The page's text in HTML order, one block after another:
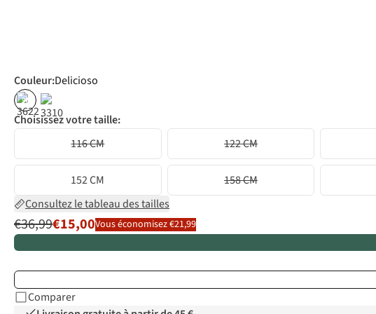
Couleur:Delicioso
%
Choisissez votre taille:
116 CM
122 CM
152 CM 158 CM
Consultez le tableau des tailles
€36,99€15,00Vous économisez €21,99
Comparer